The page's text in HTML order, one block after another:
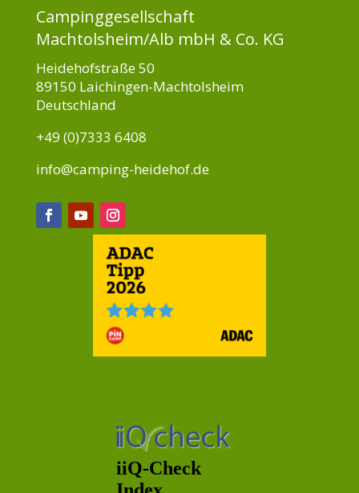
Campinggesellschaft
Machtolsheim/Alb mbH & Co. KG
Heidehofstraße 50
89150 Laichingen-Machtolsheim
Deutschland
+49 (0)7333 6408
info@camping-heidehof.de